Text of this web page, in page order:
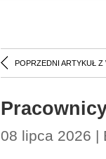
POPRZEDNI ARTYKUŁ Z
08 lipca 2026 |